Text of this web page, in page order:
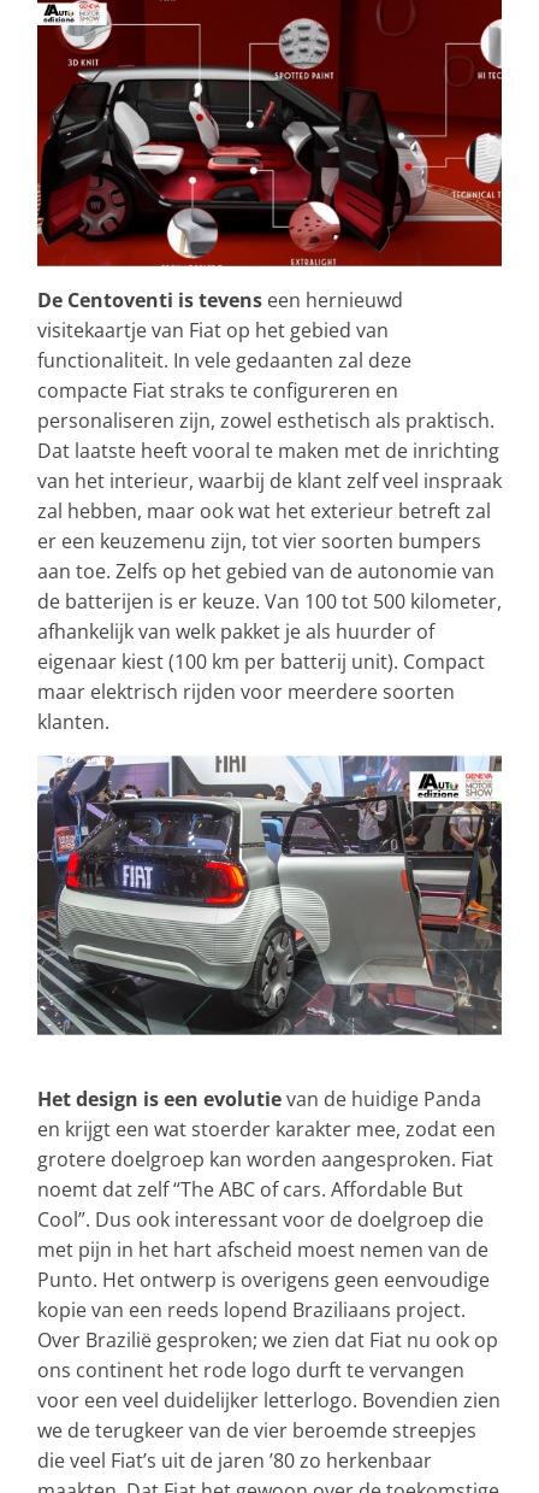
De Centoventi is tevens een hernieuwd
visitekaartje van Fiat op het gebied van
functionaliteit. In vele gedaanten zal deze
compacte Fiat straks te configureren en
personaliseren zijn, zowel esthetisch als praktisch.
Dat laatste heeft vooral te maken met de inrichting
van het interieur, waarbij de klant zelf veel inspraak
zal hebben, maar ook wat het exterieur betreft zal
er een keuzemenu zijn, tot vier soorten bumpers
aan toe. Zelfs op het gebied van de autonomie van
de batterijen is er keuze. Van 100 tot 500 kilometer,
afhankelijk van welk pakket je als huurder of
eigenaar kiest (100 km per batterij unit). Compact
maar elektrisch rijden voor meerdere soorten
klanten.
Het design is een evolutievan de huidige Panda
en krijgt een wat stoerder karakter mee, zodat een
grotere doelgroep kan worden aangesproken. Fiat
noemt dat zelf “The ABC of cars. Affordable But
Cool”. Dus ook interessant voor de doelgroep die
met pijn in het hart afscheid moest nemen van de
Punto. Het ontwerp is overigens geen eenvoudige
kopie van een reeds lopend Braziliaans project.
Over Brazilië gesproken; we zien dat Fiat nu ook op
ons continent het rode logo durft te vervangen
voor een veel duidelijker letterlogo. Bovendien zien
we de terugkeer van de vier beroemde streepjes
die veel Fiat’s uit de jaren ’80 zo herkenbaar